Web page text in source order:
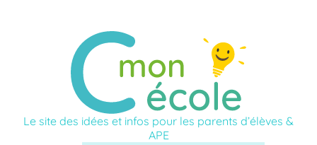
Le site des idées et infos pour les parents d’élèves &
APE